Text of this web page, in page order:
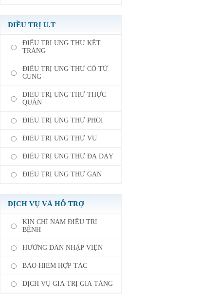
ĐIỀU TRỊ U.T
ĐIỀU TRỊ UNG THƯ KẾT
TRÀNG
ĐIỀU TRỊ UNG THƯ CỔ TỬ
CUNG
ĐIỀU TRỊ UNG THƯ THỰC
QUẢN
ĐIỀU TRỊ UNG THƯ PHỔI
ĐIỀU TRỊ UNG THƯ VÚ
ĐIỀU TRỊ UNG THƯ ĐẠ DÀY
ĐIỀU TRỊ UNG THƯ GAN
DỊCH VỤ VÀ HỖ TRỢ
KIN CHỈ NAM ĐIỀU TRỊ
BỆNH
HƯỠNG DẪN NHẬP VIỆN
BẢO HIỂM HỢP TÁC
DỊCH VỤ GIÁ TRỊ GIA TĂNG